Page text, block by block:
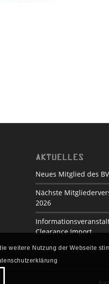
AKTUELLES
Neues Mitglied des
Nächste
2026
Clearance Import
weitere Nutzung der Webseite